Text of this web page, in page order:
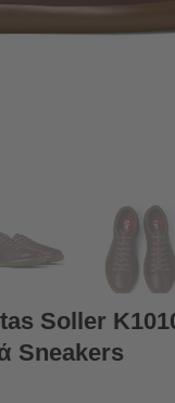
Soller
Sneakers